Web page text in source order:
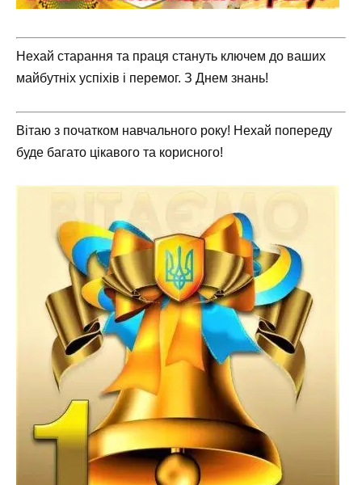
Нехай старання та праця стануть ключем до ваших
майбутніх успіхів і перемог. З Днем знань!
Вітаю з початком навчального року! Нехай попереду
буде багато цікавого та корисного!